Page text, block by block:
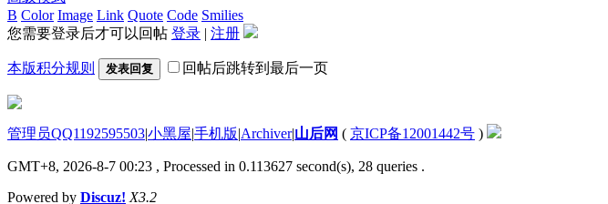
B Color Image Link Quote Code Smilies
您需要登录后才可以回帖 登录 | 注册
本版积分规则 发表回复 回帖后跳转到最后一页
管理员QQ1192595503|小黑屋|手机版|Archiver|山后网 ( 京ICP备12001442号 )
GMT+8, 2026-8-7 00:23 , Processed in 0.113627 second(s), 28 queries .
Powered by Discuz! X3.2